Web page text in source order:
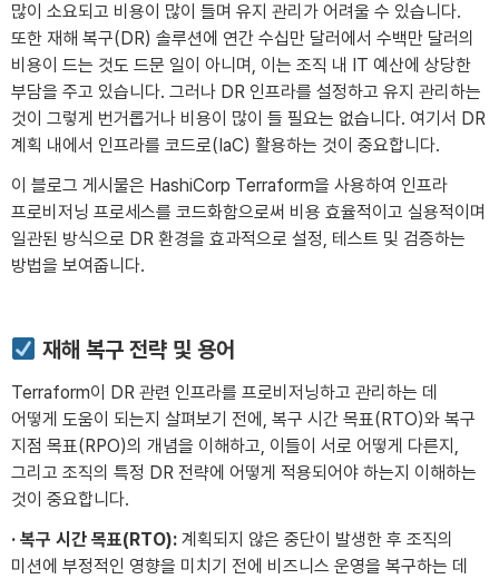
많이 소요되고 비용이 많이 들며 유지 관리가 어려울 수 있습니다.
또한 재해 복구(DR) 솔루션에 연간 수십만 달러에서 수백만 달러의
비용이 드는 것도 드문 일이 아니며, 이는 조직 내 IT 예산에 상당한
부담을 주고 있습니다. 그러나 DR 인프라를 설정하고 유지 관리하는
것이 그렇게 번거롭거나 비용이 많이 들 필요는 없습니다. 여기서 DR
계획 내에서 인프라를 코드로(IaC) 활용하는 것이 중요합니다.
이 블로그 게시물은 HashiCorp Terraform을 사용하여 인프라
프로비저닝 프로세스를 코드화함으로써 비용 효율적이고 실용적이며
일관된 방식으로 DR 환경을 효과적으로 설정, 테스트 및 검증하는
방법을 보여줍니다.
재해 복구 전략 및 용어
Terraform이 DR 관련 인프라를 프로비저닝하고 관리하는 데
어떻게 도움이 되는지 살펴보기 전에, 복구 시간 목표(RTO)와 복구
지점 목표(RPO)의 개념을 이해하고, 이들이 서로 어떻게 다른지,
그리고 조직의 특정 DR 전략에 어떻게 적용되어야 하는지 이해하는
것이 중요합니다.
· 복구 시간 목표(RTO): 계획되지 않은 중단이 발생한 후 조직의
미션에 부정적인 영향을 미치기 전에 비즈니스 운영을 복구하는 데